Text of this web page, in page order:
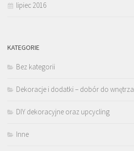
lipiec 2016
KATEGORIE
Bez kategorii
Dekoracje i dodatki – dobór do wnętrza
DIY dekoracyjne oraz upcycling
Inne